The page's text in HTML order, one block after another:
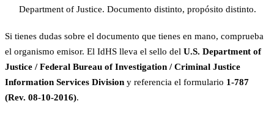
Department of Justice. Documento distinto, propósito distinto.
Si tienes dudas sobre el documento que tienes en mano, comprueba
el organismo emisor. El IdHS lleva el sello del U.S. Department of
Justice / Federal Bureau of Investigation / Criminal Justice
Information Services Division y referencia el formulario 1-787
(Rev. 08-10-2016).